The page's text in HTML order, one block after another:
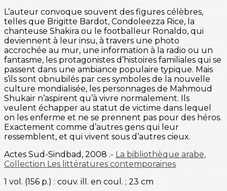
L’auteur convoque souvent des figures célèbres,
telles que Brigitte Bardot, Condoleezza Rice, la
chanteuse Shakira ou le footballeur Ronaldo, qui
deviennent à leur insu, à travers une photo
accrochée au mur, une information à la radio ou un
fantasme, les protagonistes d’histoires familiales qui se
passent dans une ambiance populaire typique. Mais
s’ils sont obnubilés par ces symboles de la nouvelle
culture mondialisée, les personnages de Mahmoud
Shukair n’aspirent qu’à vivre normalement. Ils
veulent échapper au statut de victime dans lequel
on les enferme et ne se prennent pas pour des héros.
Exactement comme d’autres gens qui leur
ressemblent, et qui vivent sous d’autres cieux.
Actes Sud-Sindbad, 2008 .- La bibliothèque arabe,
Collection Les littératures contemporaines
1 vol. (156 p.) : couv. ill. en coul. ; 23 cm